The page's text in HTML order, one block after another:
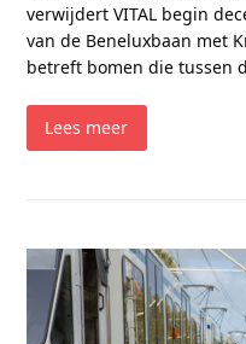
verwijdert VITAL begin
van de Beneluxbaan met
betreft bomen die tussen
Lees meer